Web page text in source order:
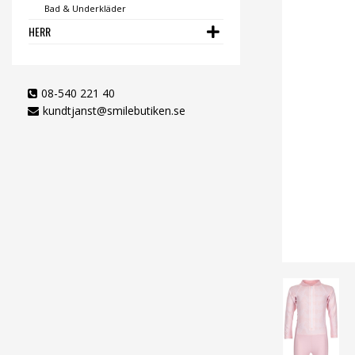
Bad & Underkläder
HERR
08-540 221 40
kundtjanst@smilebutiken.se